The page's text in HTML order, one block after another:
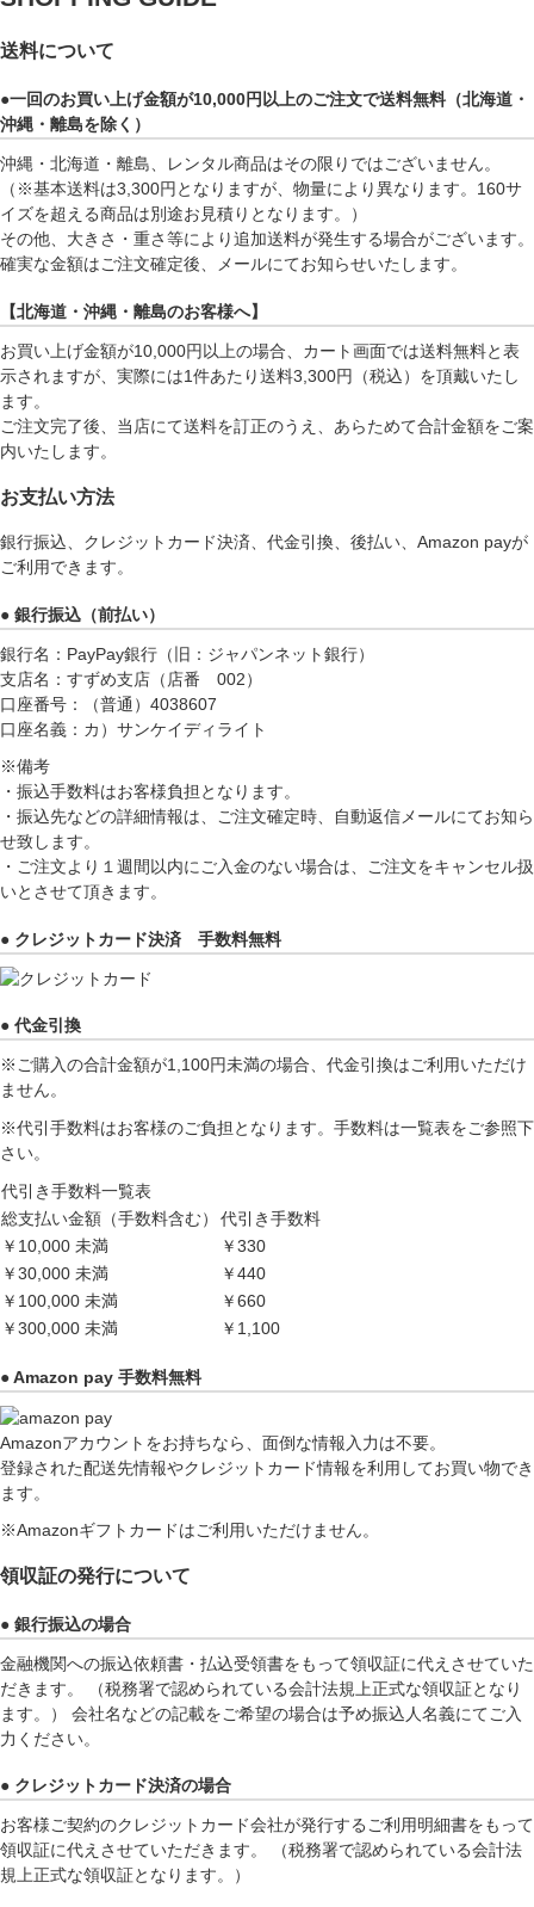
送料について
●一回のお買い上げ金額が10,000円以上のご注文で送料無料（北海道・
沖縄・離島を除く）
沖縄・北海道・離島、レンタル商品はその限りではございません。
（※基本送料は3,300円となりますが、物量により異なります。160サ
イズを超える商品は別途お見積りとなります。）
その他、大きさ・重さ等により追加送料が発生する場合がございます。
確実な金額はご注文確定後、メールにてお知らせいたします。
【北海道・沖縄・離島のお客様へ】
お買い上げ金額が10,000円以上の場合、カート画面では送料無料と表
示されますが、実際には1件あたり送料3,300円（税込）を頂戴いたし
ます。
ご注文完了後、当店にて送料を訂正のうえ、あらためて合計金額をご案
内いたします。
お支払い方法
銀行振込、クレジットカード決済、代金引換、後払い、Amazon payが
ご利用できます。
● 銀行振込（前払い）
銀行名：PayPay銀行（旧：ジャパンネット銀行）
支店名：すずめ支店（店番 002）
口座番号：（普通）4038607
口座名義：カ）サンケイディライト
※備考
・振込手数料はお客様負担となります。
・振込先などの詳細情報は、ご注文確定時、自動返信メールにてお知ら
せ致します。
・ご注文より１週間以内にご入金のない場合は、ご注文をキャンセル扱
いとさせて頂きます。
● クレジットカード決済 手数料無料
● 代金引換
※ご購入の合計金額が1,100円未満の場合、代金引換はご利用いただけ
ません。
※代引手数料はお客様のご負担となります。手数料は一覧表をご参照下
さい。
代引き手数料一覧表
総支払い金額（手数料含む）
代引き手数料
￥10,000 未満
￥330
￥30,000 未満
￥440
￥100,000 未満
￥660
￥300,000 未満
￥1,100
● Amazon pay 手数料無料
Amazonアカウントをお持ちなら、面倒な情報入力は不要。
登録された配送先情報やクレジットカード情報を利用してお買い物でき
ます。
※Amazonギフトカードはご利用いただけません。
領収証の発行について
● 銀行振込の場合
金融機関への振込依頼書・払込受領書をもって領収証に代えさせていた
だきます。 （税務署で認められている会計法規上正式な領収証となり
ます。） 会社名などの記載をご希望の場合は予め振込人名義にてご入
力ください。
● クレジットカード決済の場合
お客様ご契約のクレジットカード会社が発行するご利用明細書をもって
領収証に代えさせていただきます。 （税務署で認められている会計法
規上正式な領収証となります。）